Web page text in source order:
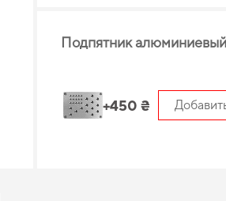
Подпятник алюминиевый
+450 ₴